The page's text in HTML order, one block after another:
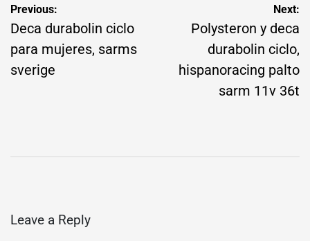
Post
navigation
Previous:
Deca durabolin ciclo
para mujeres, sarms
sverige
Next:
Polysteron y deca
durabolin ciclo,
hispanoracing palto
sarm 11v 36t
Leave a Reply